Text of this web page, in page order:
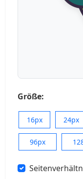
Größe:
16px 24px
96px